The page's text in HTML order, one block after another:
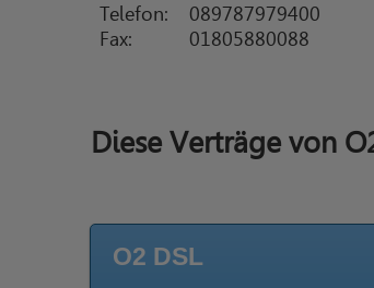
Telefon:
089787979400
Fax:
01805880088
Diese Verträge von
O2 DSL